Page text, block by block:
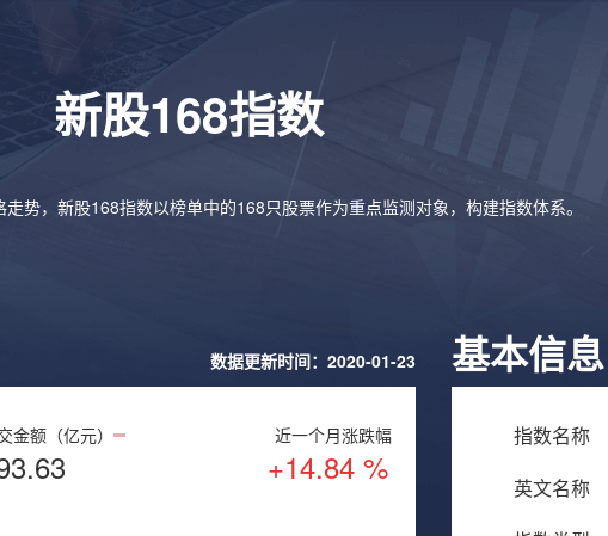
新股168指数
势，新股168指数以榜单中的168只股票作为重点监测对象，构建指数体系。
数据更新时间：2020-01-23
金额（亿元） 近一个月涨跌幅
+14.84 %
基本信息
指数名称
英文名称